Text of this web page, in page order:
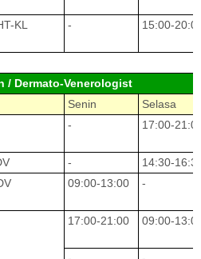
KL - 15:00-
/ Dermato-Venerologist
Senin
Selasa
- 17:00-
-
14:30-
09:00-13:00 -
17:00-21:00 09:00-